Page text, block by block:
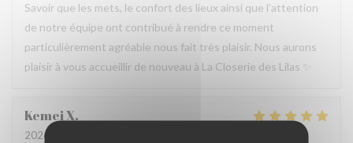
Savoir que les mets, le confort des lieux ainsi que l’attention
de notre équipe ont contribué à rendre ce moment
particulièrement agréable nous fait très plaisir. Nous aurons
plaisir à vous accueillir de nouveau à La Closerie des Lilas ✨
KemeiX
2026-07-31